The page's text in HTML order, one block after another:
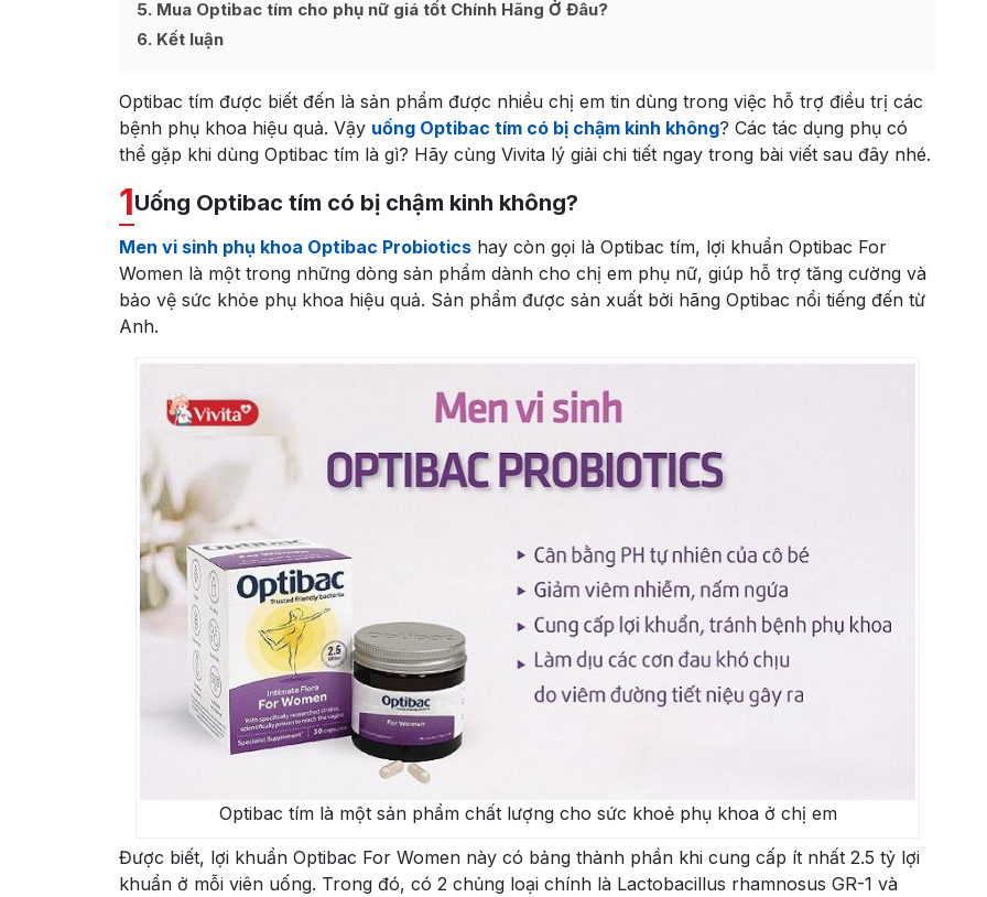
5 Mua Optibac tím cho phụ nữ giá tốt Chính Hãng Ở Đâu?
6 Kết luận
Optibac tím được biết đến là sản phẩm được nhiều chị em tin dùng trong việc hỗ trợ điều trị các
bệnh phụ khoa hiệu quả. Vậy uống Optibac tím có bị chậm kinh không? Các tác dụng phụ có
thể gặp khi dùng Optibac tím là gì? Hãy cùng Vivita lý giải chi tiết ngay trong bài viết sau đây nhé.
1Uống Optibac tím có bị chậm kinh không?
Men vi sinh phụ khoa Optibac Probiotics hay còn gọi là Optibac tím, lợi khuẩn Optibac For
Women là một trong những dòng sản phẩm dành cho chị em phụ nữ, giúp hỗ trợ tăng cường và
bảo vệ sức khỏe phụ khoa hiệu quả. Sản phẩm được sản xuất bởi hãng Optibac nổi tiếng đến từ
Anh.
Optibac tím là một sản phẩm chất lượng cho sức khoẻ phụ khoa ở chị em
Được biết, lợi khuẩn Optibac For Women này có bảng thành phần khi cung cấp ít nhất 2.5 tỷ lợi
khuẩn ở mỗi viên uống. Trong đó, có 2 chủng loại chính là Lactobacillus rhamnosus GR-1 và